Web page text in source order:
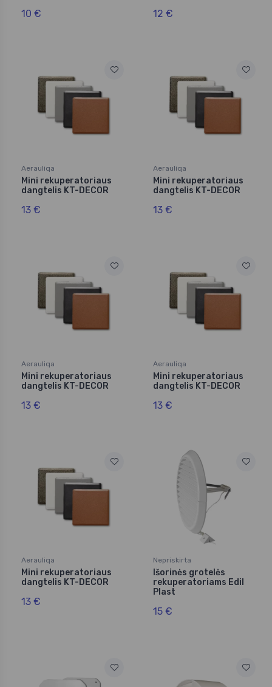
10 € 12 €
Aerauliqa
Mini rekuperatoriaus
dangtelis KT-DECOR
13 €
Aerauliqa
Mini rekuperatoriaus
dangtelis KT-DECOR
13 €
Aerauliqa
Mini rekuperatoriaus
dangtelis KT-DECOR
13 €
Aerauliqa
Mini rekuperatoriaus
dangtelis KT-DECOR
13 €
Aerauliqa
Mini rekuperatoriaus
dangtelis KT-DECOR
13 €
Nepriskirta
Išorinės grotelės
rekuperatoriams Edil
Plast
15 €